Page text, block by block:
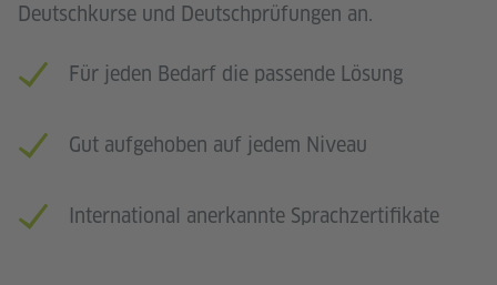
Deutschkurse und Deutschprüfungen an.
Für jeden Bedarf die passende Lösung
Gut aufgehoben auf jedem Niveau
International anerkannte Sprachzertifikate